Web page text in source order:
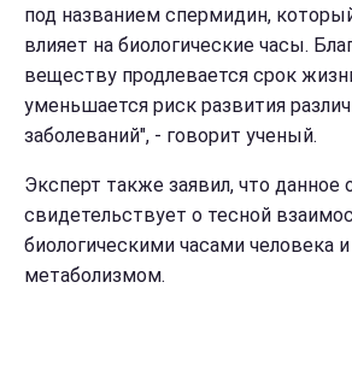
под названием спермидин,
влияет на биологические часы.
веществу продлевается срок
уменьшается риск развития
заболеваний", - говорит ученый.
Эксперт также заявил, что данное
свидетельствует о тесной
биологическими часами человека
метаболизмом.